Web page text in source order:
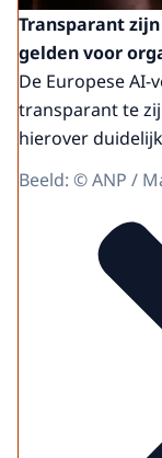
Transparant
gelden voor
De Europese
transparant te
hierover
Beeld: © ANP /